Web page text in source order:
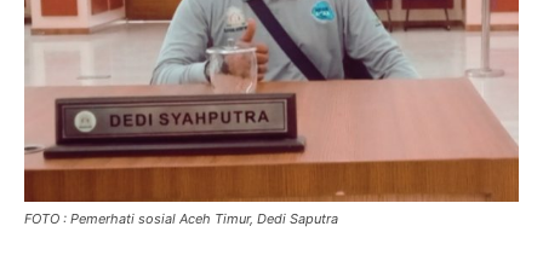
FOTO : Pemerhati sosial Aceh Timur, Dedi Saputra